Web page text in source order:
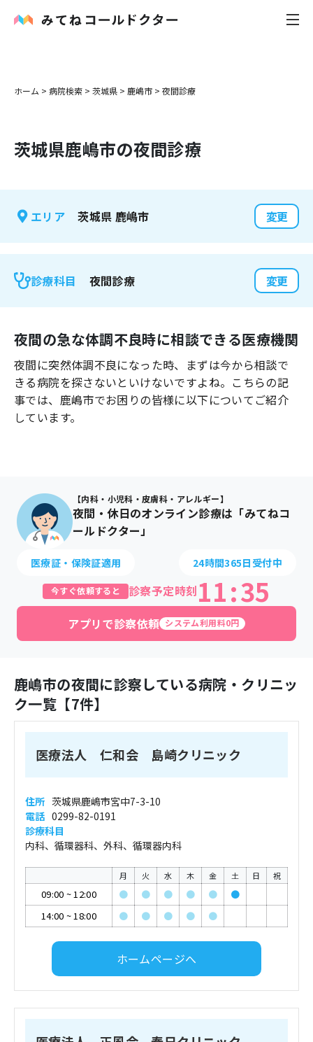
内科
花粉症
感染症
よくあるご質問
ホーム > 病院検索 > 茨城県 > 鹿嶋市 > 夜間診療
茨城県鹿嶋市の夜間診療
エリア 茨城県 鹿嶋市 変更
診療科目 夜間診療 変更
夜間の急な体調不良時に相談できる医療機関
夜間に突然体調不良になった時、まずは今から相談で
きる病院を探さないといけないですよね。こちらの記
事では、 鹿嶋市でお困りの皆様に以下についてご紹介
しています。
【内科・小児科・皮膚科・アレルギー】
夜間・休日のオンライン診療は「みてねコ
ールドクター」
医療証・保険証適用 24時間365日受付中
今すぐ依頼すると 診察予定時刻11:35
アプリで診察依頼 システム利用料0円
鹿嶋市の夜間に診察している病院・クリニッ
ク一覧【7件】
医療法人 仁和会 島崎クリニック
住所 茨城県鹿嶋市宮中7-3-10
電話 0299-82-0191
診療科目
内科、循環器科、外科、循環器内科
月 火 水 木 金 土 日 祝
09:00 ~12:00 ● ● ● ● ●
●
14:00 ~18:00 ● ● ● ● ●
ホームページへ